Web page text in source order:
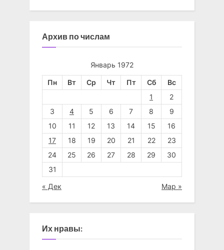
Архив по числам
Январь 1972
Пн Вт Ср Чт Пт Сб
Вс
1
2
3
4 5 6 7 8
9
10
11 12 13 14 15
16
17
18 19 20 21 22
23
24
25 26 27 28 29
30
31
« Дек Мар »
Их нравы: